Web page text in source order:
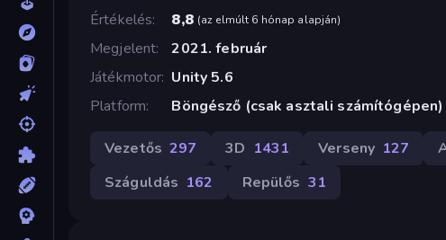
Értékelés
8,8 (az elmúlt 6 hónap alapján)
Megjelent
2021. február
Játékmotor Unity 5.6
Platform
Böngésző (csak asztali számítógépen)
Vezetős 297 3D 1431 Verseny 127
Száguldás 162 Repülős 31